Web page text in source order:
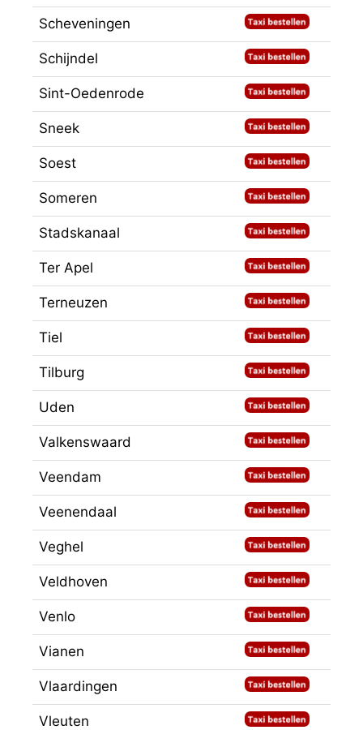
Scheveningen
Schijndel
Sint-Oedenrode
Sneek
Soest
Someren
Stadskanaal
Ter Apel
Terneuzen
Tiel
Tilburg
Uden
Valkenswaard
Veendam
Veenendaal
Veghel
Veldhoven
Venlo
Vianen
Vlaardingen
Vleuten